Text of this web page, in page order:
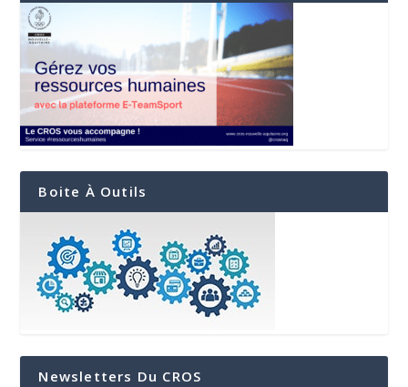
Boite À Outils
Newsletters Du CROS